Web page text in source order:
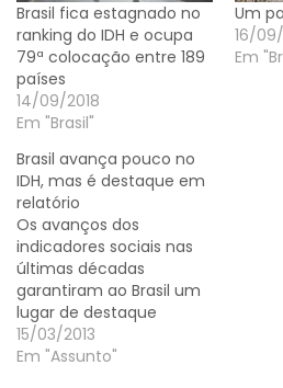
Brasil fica estagnado no
ranking do IDH e ocupa
79ª colocação entre 189
países
14/09/2018
Em "Brasil"
Um
16/
Em
Brasil avança pouco no
IDH, mas é destaque em
relatório
Os avanços dos
indicadores sociais nas
últimas décadas
garantiram ao Brasil um
lugar de destaque
Programa das Nações
Unidas para o
15/03/2013
Em "Assunto"